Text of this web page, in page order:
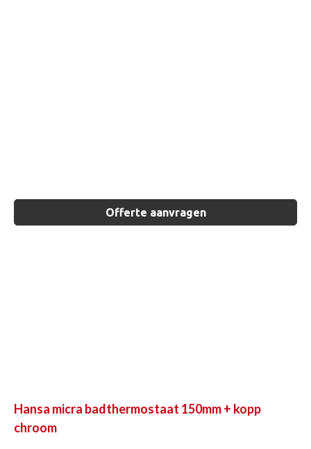
Offerte aanvragen
Hansa micra badthermostaat 150mm + kopp
chroom